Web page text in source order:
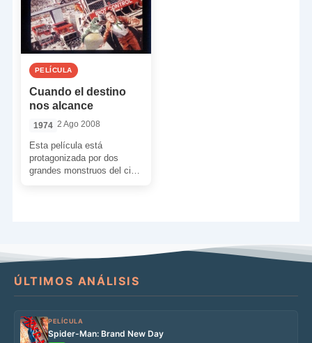
PELÍCULA
Cuando el destino
nos alcance
1974 2 Ago 2008
Esta película está
protagonizada por dos
grandes monstruos del cine
ÚLTIMOS ANÁLISIS
PELÍCULA
Spider-Man: Brand New Day